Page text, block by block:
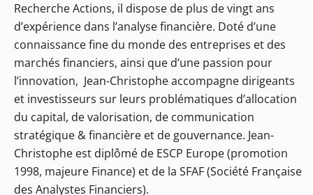
Recherche Actions, il dispose de plus de vingt ans
d’expérience dans l’analyse financière. Doté d’une
connaissance fine du monde des entreprises et des
marchés financiers, ainsi que d’une passion pour
l’innovation, Jean-Christophe accompagne dirigeants
et investisseurs sur leurs problématiques d’allocation
du capital, de valorisation, de communication
stratégique & financière et de gouvernance. Jean-
Christophe est diplômé de ESCP Europe (promotion
1998, majeure Finance) et de la SFAF (Société Française
des Analystes Financiers).